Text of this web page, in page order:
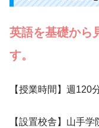
英語を基礎から
す。
【授業時間】週120
【設置校舎】山手